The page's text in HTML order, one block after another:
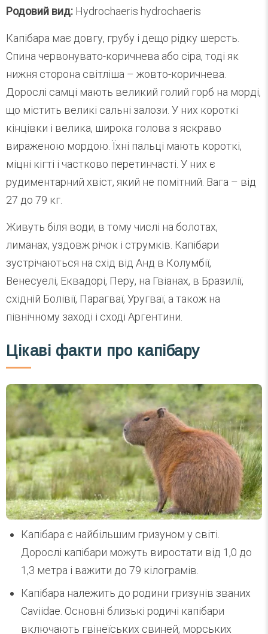
Родовий вид: Hydrochaeris hydrochaeris
Капібара має довгу, грубу і дещо рідку шерсть.
Спина червонувато-коричнева або сіра, тоді як
нижня сторона світліша – жовто-коричнева.
Дорослі самці мають великий голий горб на морді,
що містить великі сальні залози. У них короткі
кінцівки і велика, широка голова з яскраво
вираженою мордою. Їхні пальці мають короткі,
міцні кігті і частково перетинчасті. У них є
рудиментарний хвіст, який не помітний. Вага – від
27 до 79 кг.
Живуть біля води, в тому числі на болотах,
лиманах, уздовж річок і струмків. Капібари
зустрічаються на схід від Анд в Колумбії,
Венесуелі, Еквадорі, Перу, на Гвіанах, в Бразилії,
східній Болівії, Парагваї, Уругваї, а також на
північному заході і сході Аргентини.
Цікаві факти про капібару
Капібара є найбільшим гризуном у світі.
Дорослі капібари можуть виростати від 1,0 до
1,3 метра і важити до 79 кілограмів.
Капібара належить до родини гризунів званих
Caviidae. Основні близькі родичі капібари
включають гвінеїських свиней, морських